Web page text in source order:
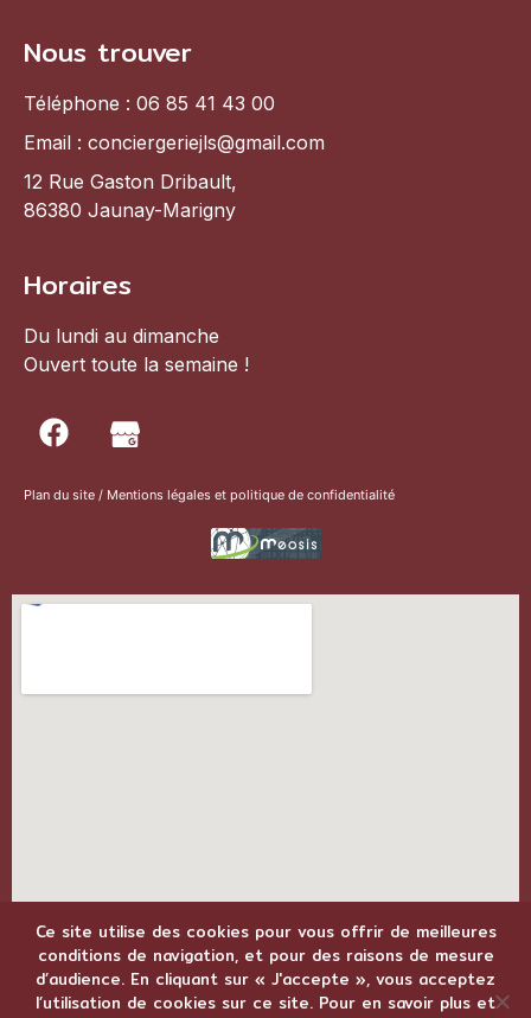
Nous trouver
Téléphone : 06 85 41 43 00
Email : conciergeriejls@gmail.com
12 Rue Gaston Dribault,
86380 Jaunay-Marigny
Horaires
Du lundi au dimanche
Ouvert toute la semaine !
Plan du site / Mentions légales et politique de confidentialité
Ce site utilise des cookies pour vous offrir de meilleures
conditions de navigation, et pour des raisons de mesure
d’audience. En cliquant sur « J'accepte », vous acceptez
l’utilisation de cookies sur ce site. Pour en savoir plus et